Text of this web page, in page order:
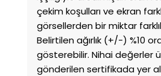
çekim koşulları ve ekran
görsellerden bir miktar
Belirtilen ağırlık (+/-) %10
gösterebilir. Nihai değerler
gönderilen sertifikada yer